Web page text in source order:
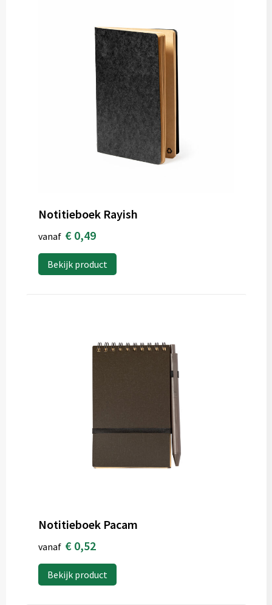
Notitieboek Rayish
vanaf € 0,49
Bekijk product
Notitieboek Pacam
vanaf € 0,52
Bekijk product